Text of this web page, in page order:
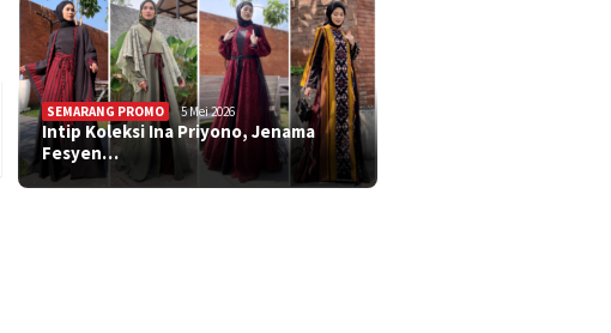
SEMARANG PROMO 5 Mei 2026
Intip Koleksi Ina Priyono, Jenama
Fesyen…